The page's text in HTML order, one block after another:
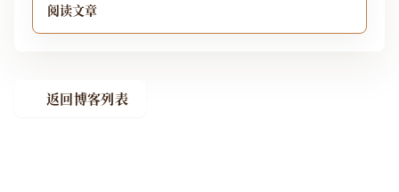
阅读文章
返回博客列表